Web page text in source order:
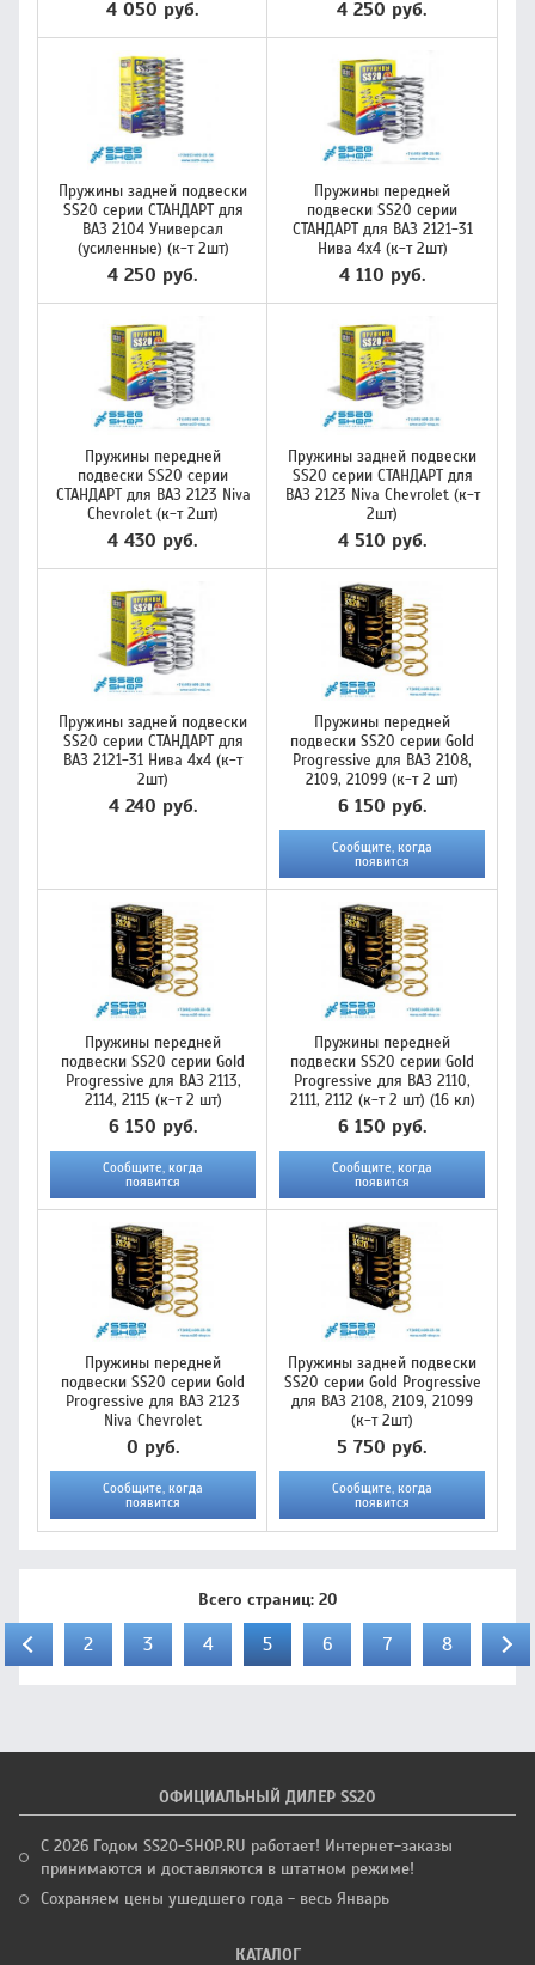
4 050 руб. 4 250 руб.
Пружины задней подвески
SS20 серии СТАНДАРТ для
ВАЗ 2104 Универсал
(усиленные) (к-т 2шт)
4 250 руб.
Пружины передней
подвески SS20 серии
СТАНДАРТ для ВАЗ 2121-31
Нива 4х4 (к-т 2шт)
4 110 руб.
Пружины передней
подвески SS20 серии
СТАНДАРТ для ВАЗ 2123 Niva
Chevrolet (к-т 2шт)
4 430 руб.
Пружины задней подвески
SS20 серии СТАНДАРТ для
ВАЗ 2123 Niva Chevrolet (к-т
2шт)
4 510 руб.
Пружины задней подвески
SS20 серии СТАНДАРТ для
ВАЗ 2121-31 Нива 4х4 (к-т
2шт)
4 240 руб.
Пружины передней
подвески SS20 серии Gold
Progressive для ВАЗ 2108,
2109, 21099 (к-т 2 шт)
6 150 руб.
Сообщите, когда
появится
Пружины передней
подвески SS20 серии Gold
Progressive для ВАЗ 2113,
2114, 2115 (к-т 2 шт)
6 150 руб.
Сообщите, когда
появится
Пружины передней
подвески SS20 серии Gold
Progressive для ВАЗ 2110,
2111, 2112 (к-т 2 шт) (16 кл)
6 150 руб.
Сообщите, когда
появится
Пружины передней
подвески SS20 серии Gold
Progressive для ВАЗ 2123
Niva Chevrolet
0 руб.
Сообщите, когда
появится
Пружины задней подвески
SS20 серии Gold Progressive
для ВАЗ 2108, 2109, 21099
(к-т 2шт)
5 750 руб.
Сообщите, когда
появится
Всего страниц: 20
2 3 4 5 6 7 8
ОФИЦИАЛЬНЫЙ ДИЛЕР SS20
С 2026 Годом SS20-SHOP.RU работает! Интернет-заказы
принимаются и доставляются в штатном режиме!
Сохраняем цены ушедшего года - весь Январь
КАТАЛОГ